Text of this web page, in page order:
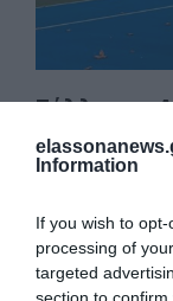
Information
If you wish to
processing of
targeted
Σύλλογος
– Γιορτή
Μέσα σε μια
Παρασκευή 19
μαθημάτων …